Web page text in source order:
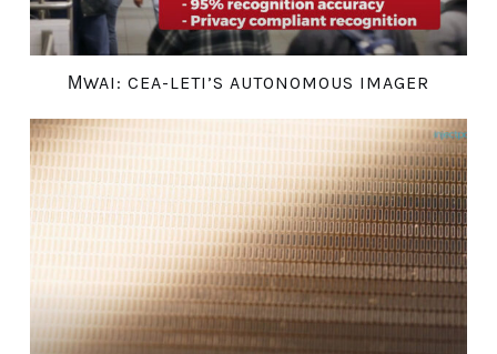
ΜWAI: CEA-LETI’S AUTONOMOUS IMAGER